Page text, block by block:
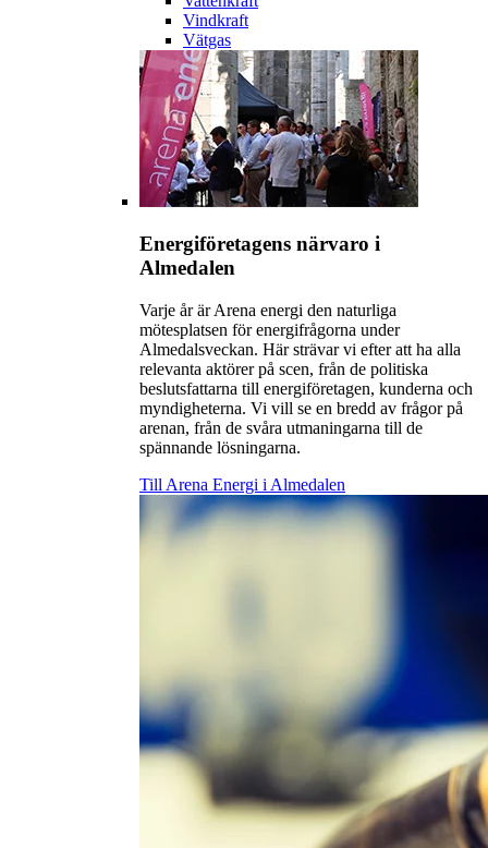
Vindkraft
Vätgas
Energiföretagens närvaro i
Almedalen
Varje år är Arena energi den naturliga
mötesplatsen för energifrågorna under
Almedalsveckan. Här strävar vi efter att ha alla
relevanta aktörer på scen, från de politiska
beslutsfattarna till energiföretagen, kunderna och
myndigheterna. Vi vill se en bredd av frågor på
arenan, från de svåra utmaningarna till de
spännande lösningarna.
Till Arena Energi i Almedalen